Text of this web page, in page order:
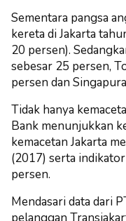
Sementara pangsa
kereta di Jakarta
20 persen).
sebesar 25 persen,
persen dan
Tidak hanya
Bank menunjukkan
kemacetan Jakarta
(2017) serta
persen.
Mendasari data dari